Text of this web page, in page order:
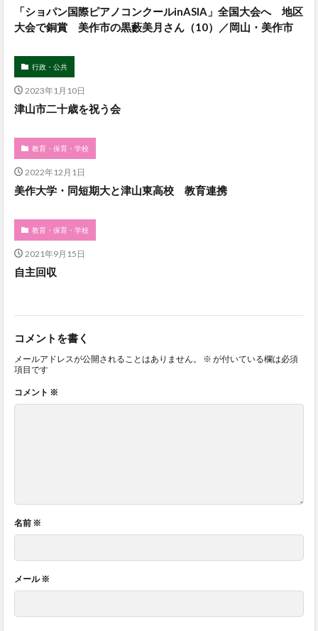
「ショパン国際ピアノコンクールinASIA」全国大会へ 地区
大会で銅賞 美作市の黒藪美月さん（10）／岡山・美作市
行政・公共
2023年1月10日
津山市二十歳を祝う会
教育・保育・学校
2022年12月1日
美作大学・同短期大と津山東高校 教育連携
教育・保育・学校
2021年9月15日
自主回収
コメントを書く
メールアドレスが公開されることはありません。 ※ が付いている欄は必須
項目です
コメント ※
名前 ※
メール※